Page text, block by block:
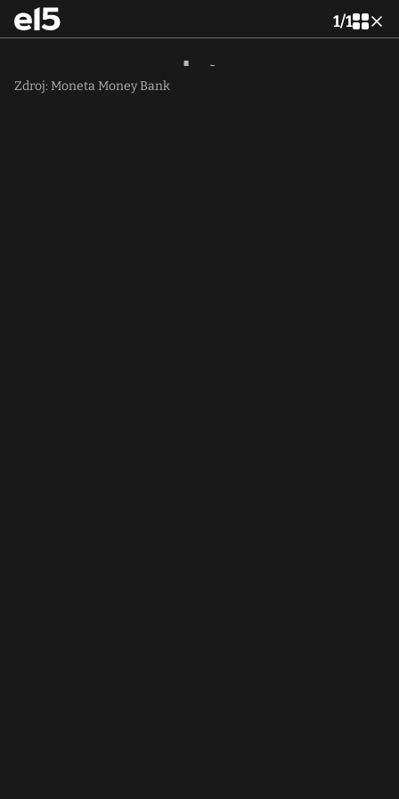
1/1
Zdroj: Moneta Money Bank